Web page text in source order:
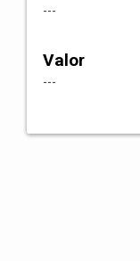
---
Valor
---